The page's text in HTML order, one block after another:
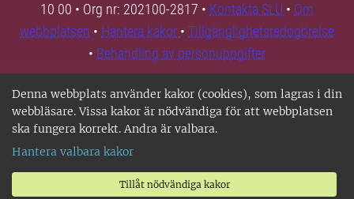
Denna webbplats använder kakor (cookies), som lagras i din
webbläsare. Vissa kakor är nödvändiga för att webbplatsen
ska fungera korrekt. Andra är valbara.
Hantera valbara kakor
Tillåt nödvändiga kakor
10 00 • Org nr: 202100-2817 • Kontakta SLU • Om
webbplatsen • Hantera kakor • Tillgänglighetsredogörelse
• Behandling av personuppgifter